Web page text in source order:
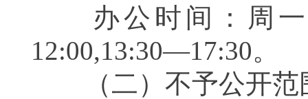
办公时间：周一
12:00,13:30—17:30。
（二）不予公开范